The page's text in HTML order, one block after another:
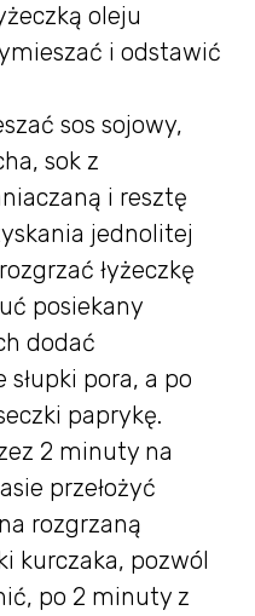
oleju
i odstawić
sos sojowy,
sok z
i resztę
jednolitej
łyżeczkę
posiekany
dodać
pora, a po
paprykę.
2 minuty na
przełożyć
rozgrzaną
kurczaka, pozwól
po 2 minuty z